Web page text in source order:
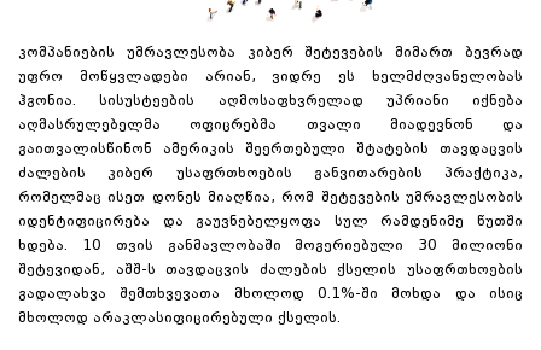
კომპანიების უმრავლესობა კიბერ შეტევების მიმართ ბევრად
უფრო მოწყვლადები არიან, ვიდრე ეს ხელმძღვანელობას
ჰგონია. სისუსტეების აღმოსაფხვრელად უპრიანი იქნება
აღმასრულებელმა ოფიცრებმა თვალი მიადევნონ და
გაითვალისწინონ ამერიკის შეერთებული შტატების თავდაცვის
ძალების კიბერ უსაფრთხოების განვითარების პრაქტიკა,
რომელმაც ისეთ დონეს მიაღწია, რომ შეტევების უმრავლესობის
იდენტიფიცირება და გაუვნებელყოფა სულ რამდენიმე წუთში
ხდება. 10 თვის განმავლობაში მოგერიებული 30 მილიონი
შეტევიდან, აშშ-ს თავდაცვის ძალების ქსელის უსაფრთხოების
გადალახვა შემთხვევათა მხოლოდ 0.1%-ში მოხდა და ისიც
მხოლოდ არაკლასიფიცირებული ქსელის.